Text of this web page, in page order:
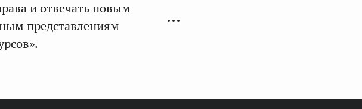
и отвечать новым
представлениям